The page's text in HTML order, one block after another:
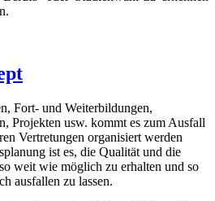
Fort- und Weiterbildungen,
Projekten usw. kommt es zum Ausfall
Vertretungen organisiert werden
ist es, die Qualität und die
weit wie möglich zu erhalten und so
ausfallen zu lassen.